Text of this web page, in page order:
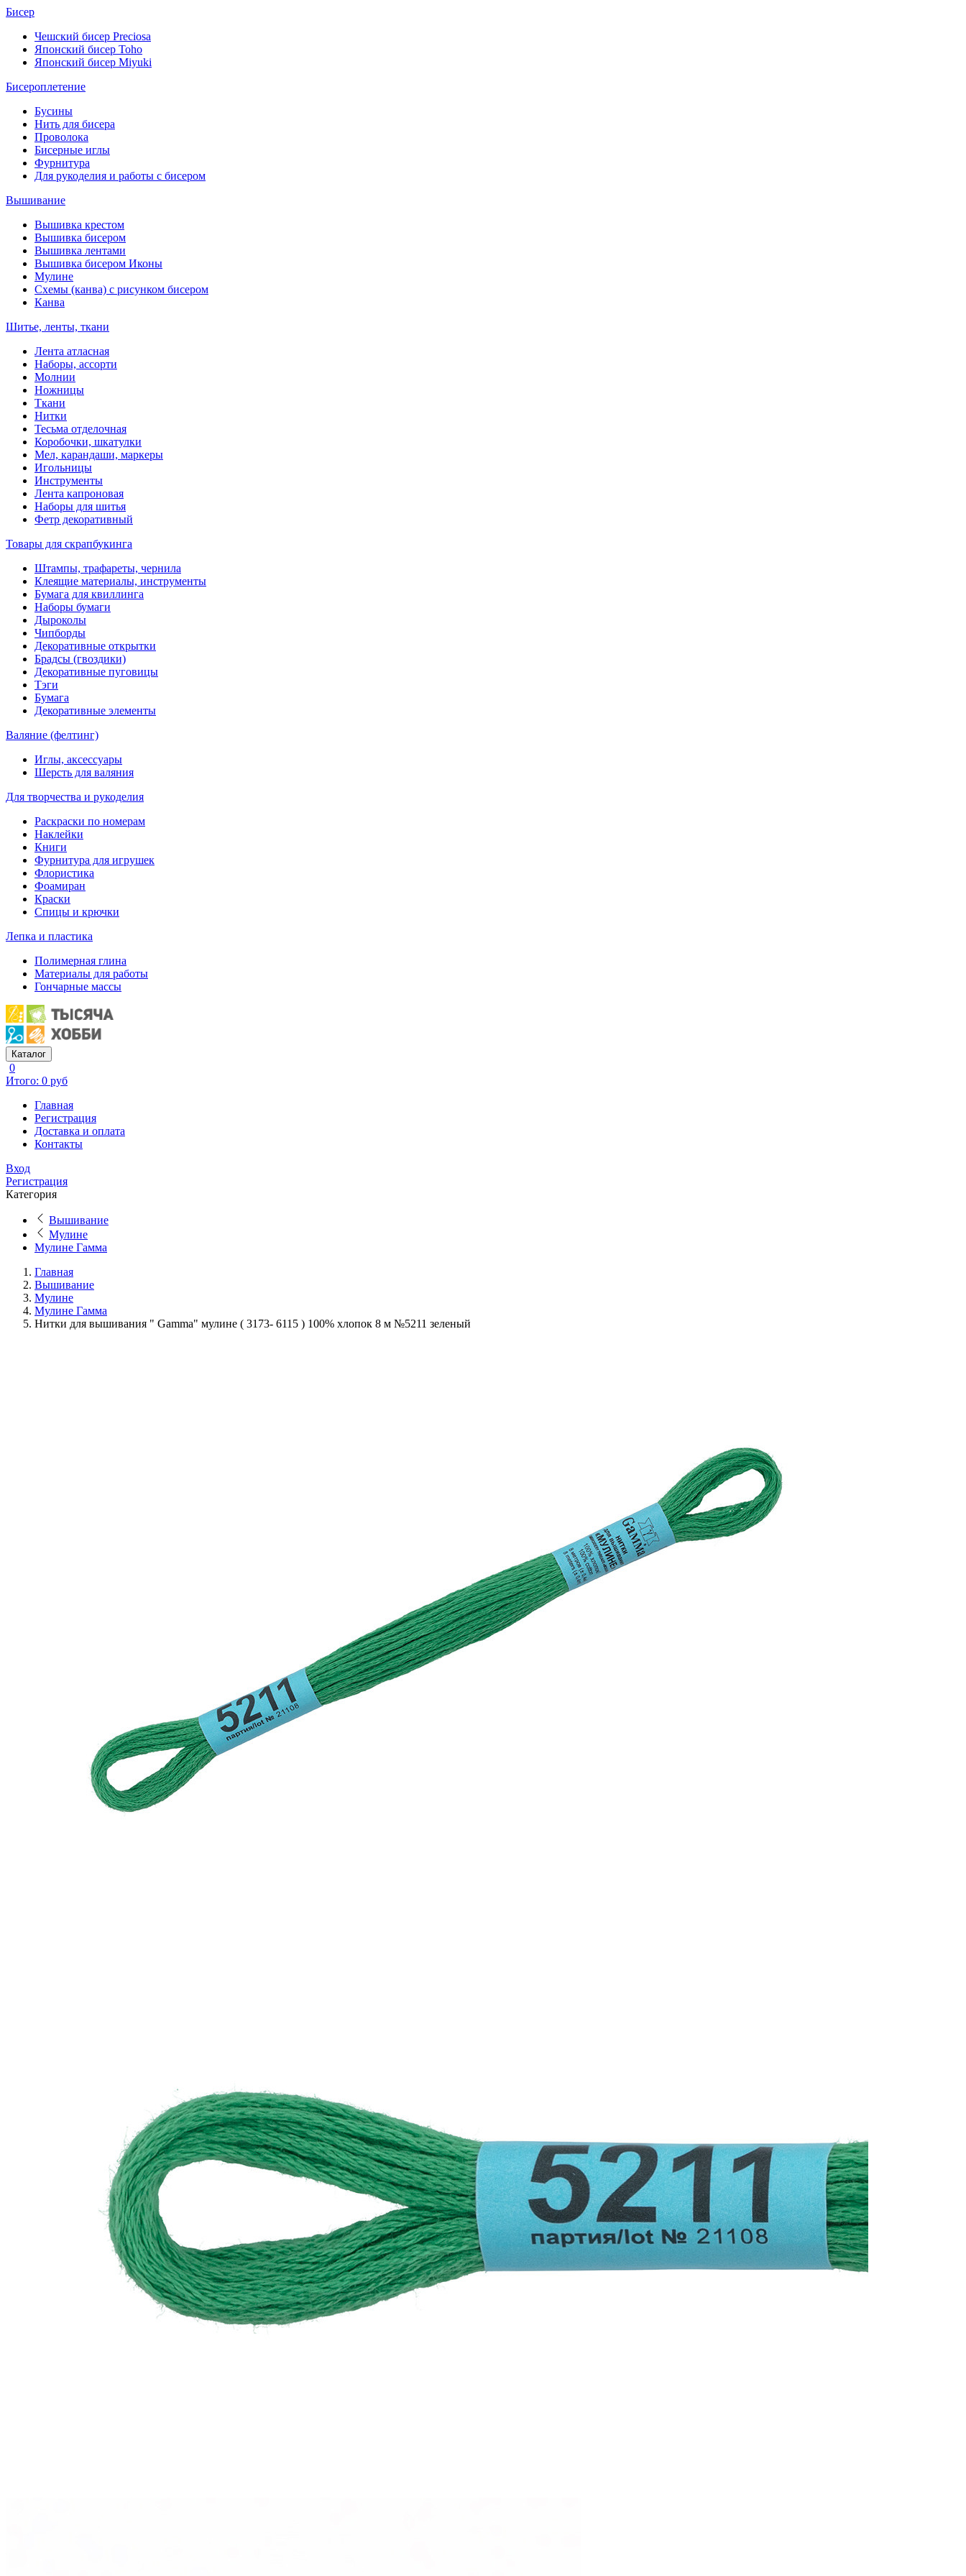
Бисер
Чешский бисер Preciosa
Японский бисер Toho
Японский бисер Miyuki
Бисероплетение
Бусины
Нить для бисера
Проволока
Бисерные иглы
Фурнитура
Для рукоделия и работы с бисером
Вышивание
Вышивка крестом
Вышивка бисером
Вышивка лентами
Вышивка бисером Иконы
Мулине
Схемы (канва) с рисунком бисером
Канва
Шитье, ленты, ткани
Лента атласная
Наборы, ассорти
Молнии
Ножницы
Ткани
Нитки
Тесьма отделочная
Коробочки, шкатулки
Мел, карандаши, маркеры
Игольницы
Инструменты
Лента капроновая
Наборы для шитья
Фетр декоративный
Товары для скрапбукинга
Штампы, трафареты, чернила
Клеящие материалы, инструменты
Бумага для квиллинга
Наборы бумаги
Дыроколы
Чипборды
Декоративные открытки
Брадсы (гвоздики)
Декоративные пуговицы
Тэги
Бумага
Декоративные элементы
Валяние (фелтинг)
Иглы, аксессуары
Шерсть для валяния
Для творчества и рукоделия
Раскраски по номерам
Наклейки
Книги
Фурнитура для игрушек
Флористика
Фоамиран
Краски
Спицы и крючки
Лепка и пластика
Полимерная глина
Материалы для работы
Гончарные массы
Каталог
0
Итого: 0 руб
Главная
Регистрация
Доставка и оплата
Контакты
Вход
Регистрация
Категория
Вышивание
Мулине
Мулине Гамма
Главная
Вышивание
Мулине
Мулине Гамма
Нитки для вышивания " Gamma" мулине ( 3173- 6115 ) 100% хлопок 8 м №5211 зеленый